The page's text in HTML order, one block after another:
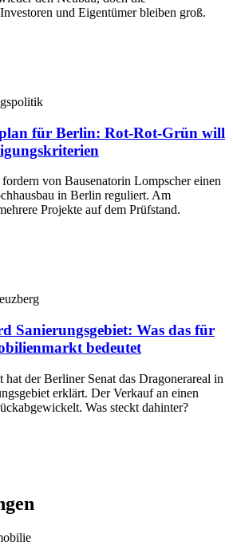
und Eigentümer bleiben groß.
für Berlin: Rot-Rot-Grün will
von Bausenatorin Lompscher einen
in Berlin reguliert. Am
Projekte auf dem Prüfstand.
Sanierungsgebiet: Was das für
bedeutet
hat der Berliner Senat das Dragonerareal in
erklärt. Der Verkauf an einen
Was steckt dahinter?